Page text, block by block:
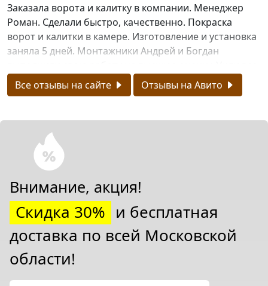
Заказала ворота и калитку в компании. Менеджер
Роман. Сделали быстро, качественно. Покраска
ворот и калитки в камере. Изготовление и установка
заняла 5 дней. Монтажники Андрей и Богдан
нюансы и исправили все недочеты. Спасибо всем
огромное. Всем советую эту компанию. Цены
Все отзывы на сайте Отзывы на Авито
Внимание, акция!
Скидка 30% и бесплатная
доставка по всей Московской
области!